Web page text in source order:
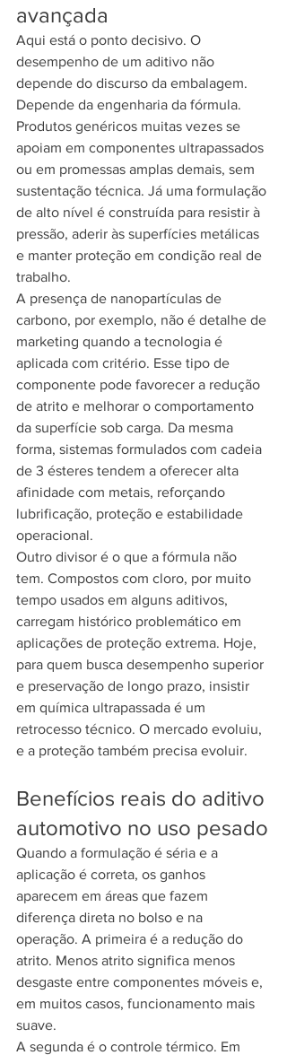
avançada
Aqui está o ponto decisivo. O
desempenho de um aditivo não
depende do discurso da embalagem.
Depende da engenharia da fórmula.
Produtos genéricos muitas vezes se
apoiam em componentes ultrapassados
ou em promessas amplas demais, sem
sustentação técnica. Já uma formulação
de alto nível é construída para resistir à
pressão, aderir às superfícies metálicas
e manter proteção em condição real de
trabalho.
A presença de nanopartículas de
carbono, por exemplo, não é detalhe de
marketing quando a tecnologia é
aplicada com critério. Esse tipo de
componente pode favorecer a redução
de atrito e melhorar o comportamento
da superfície sob carga. Da mesma
forma, sistemas formulados com cadeia
de 3 ésteres tendem a oferecer alta
afinidade com metais, reforçando
lubrificação, proteção e estabilidade
operacional.
Outro divisor é o que a fórmula não
tem. Compostos com cloro, por muito
tempo usados em alguns aditivos,
carregam histórico problemático em
aplicações de proteção extrema. Hoje,
para quem busca desempenho superior
e preservação de longo prazo, insistir
em química ultrapassada é um
retrocesso técnico. O mercado evoluiu,
e a proteção também precisa evoluir.
Benefícios reais do aditivo
automotivo no uso pesado
Quando a formulação é séria e a
aplicação é correta, os ganhos
aparecem em áreas que fazem
diferença direta no bolso e na
operação. A primeira é a redução do
atrito. Menos atrito significa menos
desgaste entre componentes móveis e,
em muitos casos, funcionamento mais
suave.
A segunda é o controle térmico. Em